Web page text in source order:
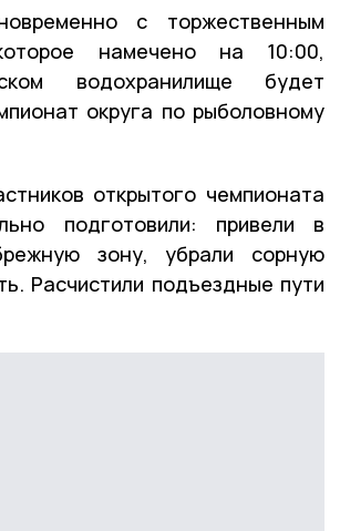
с торжественным
намечено на 10:00,
водохранилище будет
округа по рыболовному
открытого чемпионата
подготовили: привели в
зону, убрали сорную
Расчистили подъездные пути